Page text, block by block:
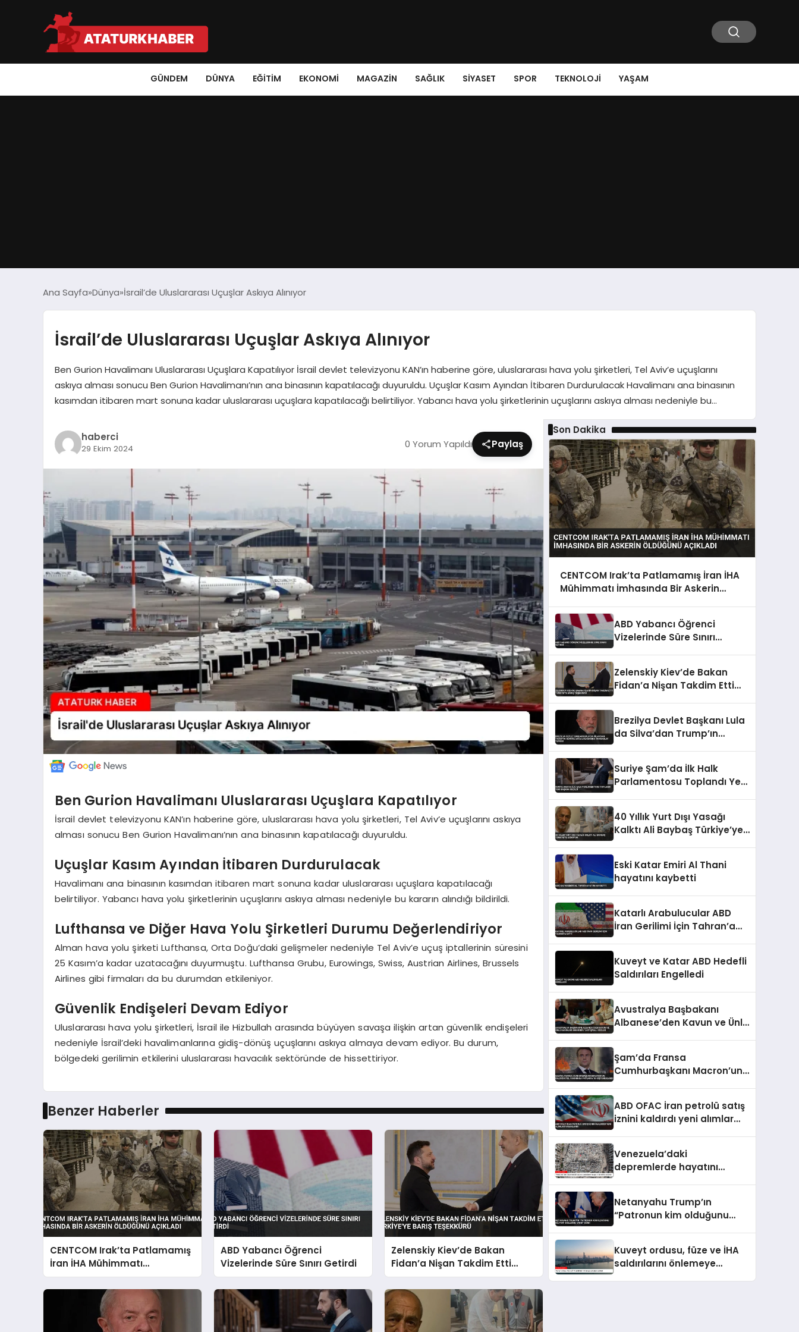
GÜNDEM DÜNYA EĞITIM EKONOMI MAGAZIN SAĞLIK SIYASET SPOR TEKNOLOJI YAŞAM
Ana Sayfa Dünya İsrail’de Uluslararası Uçuşlar Askıya Alınıyor
İsrail’de Uluslararası Uçuşlar Askıya Alınıyor
Ben Gurion Havalimanı Uluslararası Uçuşlara Kapatılıyor İsrail devlet televizyonu KAN’ın haberine göre, uluslararası hava yolu şirketleri, Tel Aviv’e uçuşlarını
askıya alması sonucu Ben Gurion Havalimanı’nın ana binasının kapatılacağı duyuruldu. Uçuşlar Kasım Ayından İtibaren Durdurulacak Havalimanı ana binasının
kasımdan itibaren mart sonuna kadar uluslararası uçuşlara kapatılacağı belirtiliyor. Yabancı hava yolu şirketlerinin uçuşlarını askıya alması nedeniyle bu…
haberci
29 Ekim 2024 0 Yorum Yapıldı Paylaş
Ben Gurion Havalimanı Uluslararası Uçuşlara Kapatılıyor
İsrail devlet televizyonu KAN’ın haberine göre, uluslararası hava yolu şirketleri, Tel Aviv’e uçuşlarını askıya
alması sonucu Ben Gurion Havalimanı’nın ana binasının kapatılacağı duyuruldu.
Uçuşlar Kasım Ayından İtibaren Durdurulacak
Havalimanı ana binasının kasımdan itibaren mart sonuna kadar uluslararası uçuşlara kapatılacağı
belirtiliyor. Yabancı hava yolu şirketlerinin uçuşlarını askıya alması nedeniyle bu kararın alındığı bildirildi.
Lufthansa ve Diğer Hava Yolu Şirketleri Durumu Değerlendiriyor
Alman hava yolu şirketi Lufthansa, Orta Doğu’daki gelişmeler nedeniyle Tel Aviv’e uçuş iptallerinin süresini
25 Kasım’a kadar uzatacağını duyurmuştu. Lufthansa Grubu, Eurowings, Swiss, Austrian Airlines, Brussels
Airlines gibi firmaları da bu durumdan etkileniyor.
Güvenlik Endişeleri Devam Ediyor
Uluslararası hava yolu şirketleri, İsrail ile Hizbullah arasında büyüyen savaşa ilişkin artan güvenlik endişeleri
nedeniyle İsrail’deki havalimanlarına gidiş-dönüş uçuşlarını askıya almaya devam ediyor. Bu durum,
bölgedeki gerilimin etkilerini uluslararası havacılık sektöründe de hissettiriyor.
Benzer Haberler
CENTCOM Irak’ta Patlamamış
İran İHA Mühimmatı
İmhasında Bir Askerin
Öldüğünü Açıkladı
ABD Yabancı Öğrenci
Vizelerinde Süre Sınırı Getirdi
Zelenskiy Kiev’de Bakan
Fidan’a Nişan Takdim Etti
Türkiye’ye Barış Teşekkürü
Son Dakika
CENTCOM Irak’ta Patlamamış İran İHA
Mühimmatı İmhasında Bir Askerin
ABD Yabancı Öğrenci
Vizelerinde Süre Sınırı
Zelenskiy Kiev’de Bakan
Fidan’a Nişan Takdim Etti
Brezilya Devlet Başkanı Lula
da Silva’dan Trump’ın
Suriye Şam’da İlk Halk
Parlamentosu Toplandı Yeni
40 Yıllık Yurt Dışı Yasağı
Kalktı Ali Baybaş Türkiye’ye
Eski Katar Emiri Al Thani
hayatını kaybetti
Katarlı Arabulucular ABD
İran Gerilimi İçin Tahran’a
Kuveyt ve Katar ABD Hedefli
Saldırıları Engelledi
Avustralya Başbakanı
Albanese’den Kavun ve Ünlü
Şam’da Fransa
Cumhurbaşkanı Macron’un
ABD OFAC İran petrolü satış
iznini kaldırdı yeni alımlar
Venezuela’daki
depremlerde hayatını
Netanyahu Trump’ın
“Patronun kim olduğunu
Kuveyt ordusu, füze ve İHA
saldırılarını önlemeye